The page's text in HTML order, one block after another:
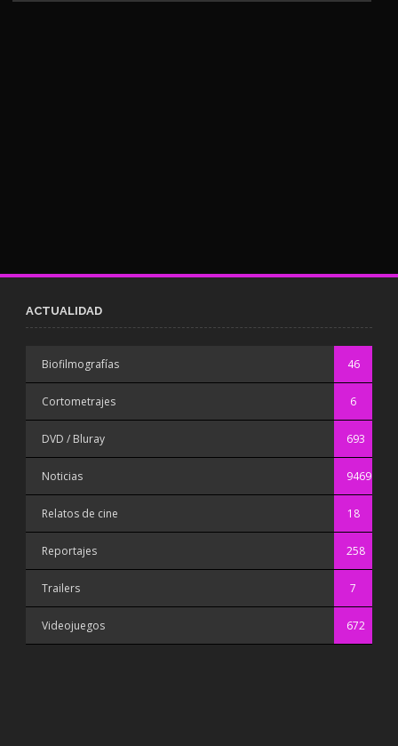
ACTUALIDAD
Biofilmografías 46
Cortometrajes 6
DVD / Bluray 693
Noticias 9469
Relatos de cine 18
Reportajes 258
Trailers 7
Videojuegos 672